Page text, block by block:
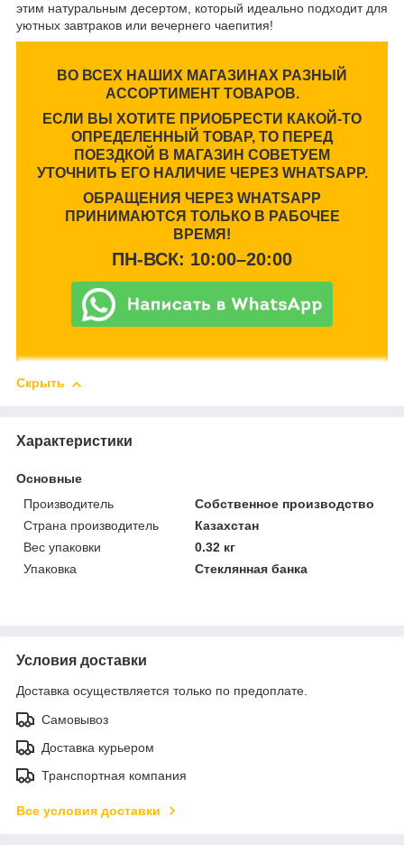
этим натуральным десертом, который идеально подходит для
уютных завтраков или вечернего чаепития!
ВО ВСЕХ НАШИХ МАГАЗИНАХ РАЗНЫЙ
АССОРТИМЕНТ ТОВАРОВ.
ЕСЛИ ВЫ ХОТИТЕ ПРИОБРЕСТИ КАКОЙ-ТО
ОПРЕДЕЛЕННЫЙ ТОВАР, ТО ПЕРЕД
ПОЕЗДКОЙ В МАГАЗИН СОВЕТУЕМ
УТОЧНИТЬ ЕГО НАЛИЧИЕ ЧЕРЕЗ WHATSAPP.
ОБРАЩЕНИЯ ЧЕРЕЗ WHATSAPP
ПРИНИМАЮТСЯ ТОЛЬКО В РАБОЧЕЕ
ВРЕМЯ!
ПН-ВСК: 10:00–20:00
Скрыть
Характеристики
Основные
Производитель
Собственное производство
Страна производитель
Казахстан
Вес упаковки
0.32 кг
Упаковка
Стеклянная банка
Условия доставки
Доставка осуществляется только по предоплате.
Самовывоз
Доставка курьером
Транспортная компания
Все условия доставки